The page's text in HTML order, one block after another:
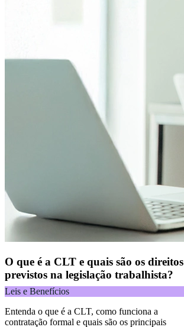
O que é a CLT e quais são os direitos
previstos na legislação trabalhista?
Leis e Benefícios
Entenda o que é a CLT, como funciona a
contratação formal e quais são os principais